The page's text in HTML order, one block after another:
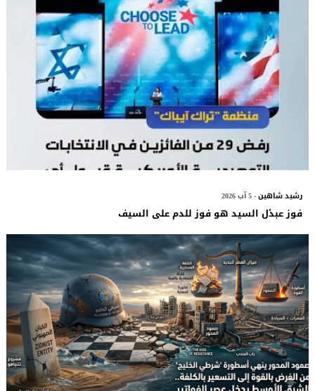
رشيد شاهين- 5 آب 2026
فوز عبدٔل السيد هو فوز للدم على السيف